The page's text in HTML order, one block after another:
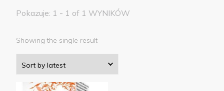
Pokazuje: 1 - 1 of 1 WYNIKÓW
Showing the single result